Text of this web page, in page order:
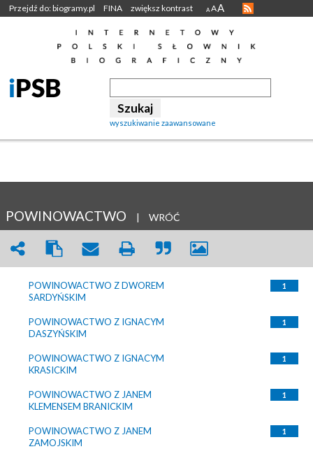
Przejdź do: biogramy.pl FINA zwiększ kontrast A AA
wyszukiwanie zaawansowane
POWINOWACTWO | WRÓĆ
POWINOWACTWO Z DWOREM
SARDYŃSKIM
1
POWINOWACTWO Z IGNACYM
DASZYŃSKIM
1
POWINOWACTWO Z IGNACYM
KRASICKIM
1
POWINOWACTWO Z JANEM
KLEMENSEM BRANICKIM
1
POWINOWACTWO Z JANEM
ZAMOJSKIM
1